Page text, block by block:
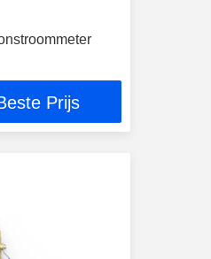
in industriële
Prijs